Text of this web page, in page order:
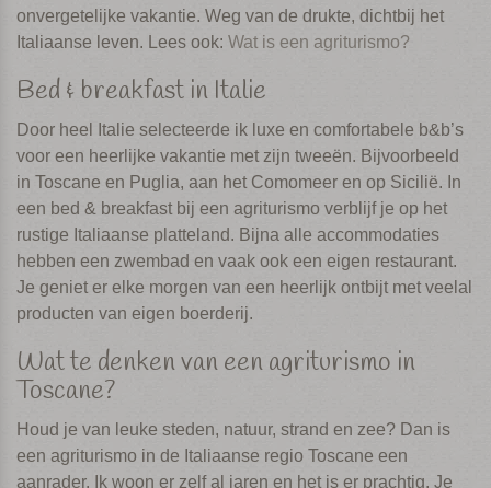
onvergetelijke vakantie. Weg van de drukte, dichtbij het
Italiaanse leven. Lees ook: Wat is een agriturismo?
Bed & breakfast in Italie
Door heel Italie selecteerde ik luxe en comfortabele b&b’s
voor een heerlijke vakantie met zijn tweeën. Bijvoorbeeld
in Toscane en Puglia, aan het Comomeer en op Sicilië. In
een bed & breakfast bij een agriturismo verblijf je op het
rustige Italiaanse platteland. Bijna alle accommodaties
hebben een zwembad en vaak ook een eigen restaurant.
Je geniet er elke morgen van een heerlijk ontbijt met veelal
producten van eigen boerderij.
Wat te denken van een agriturismo in
Toscane?
Houd je van leuke steden, natuur, strand en zee? Dan is
een agriturismo in de Italiaanse regio Toscane een
aanrader. Ik woon er zelf al jaren en het is er prachtig. Je